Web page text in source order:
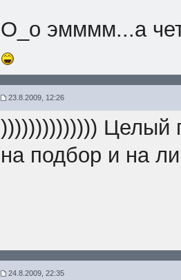
О_о эмммм...а
23.8.2009, 12:26
)))))))))))))) Целый
на подбор и на
24.8.2009, 22:35